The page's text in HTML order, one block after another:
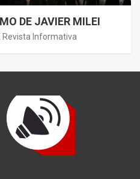
DE JAVIER MILEI
Revista Informativa